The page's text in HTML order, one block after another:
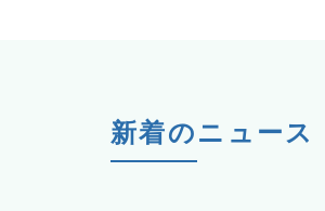
新着のニュース